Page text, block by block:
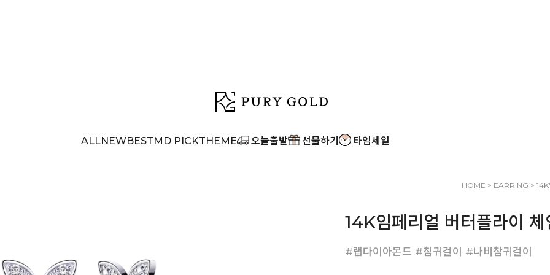
ALLNEWBESTMD PICKTHEME 오늘출발 선물하기 타임세일
HOME > EARRING >
14K임페리얼 버터플라이
#랩다이아몬드 #침귀걸이 #나비참귀걸이